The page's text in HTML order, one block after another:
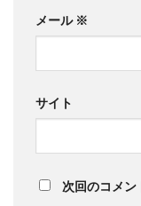
メール ※
サイト
次回のコメン